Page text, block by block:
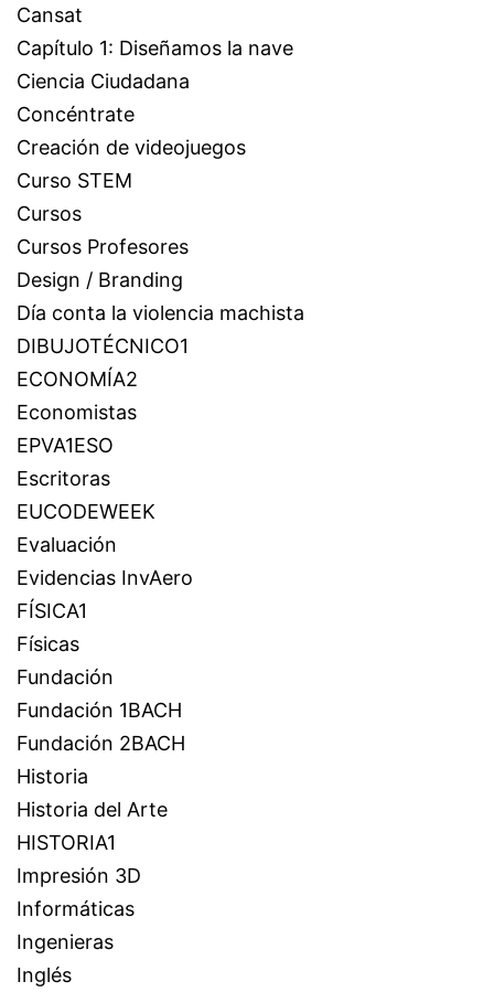
Cansat
Capítulo 1: Diseñamos la nave
Ciencia Ciudadana
Concéntrate
Creación de videojuegos
Curso STEM
Cursos
Cursos Profesores
Design / Branding
Día conta la violencia machista
DIBUJOTÉCNICO1
ECONOMÍA2
Economistas
EPVA1ESO
Escritoras
EUCODEWEEK
Evaluación
Evidencias InvAero
FÍSICA1
Físicas
Fundación
Fundación 1BACH
Fundación 2BACH
Historia
Historia del Arte
HISTORIA1
Impresión 3D
Informáticas
Ingenieras
Inglés